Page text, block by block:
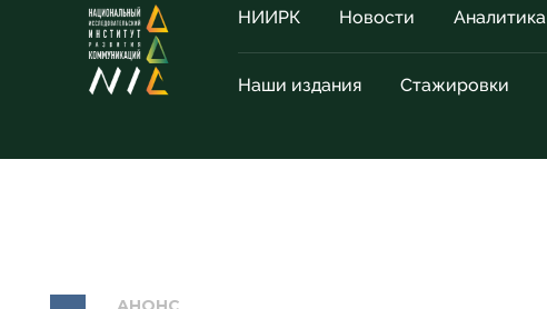
НИИРК Новости Аналитика
Наши издания Стажировки